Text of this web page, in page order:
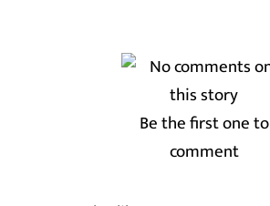
Be the first one to
comment